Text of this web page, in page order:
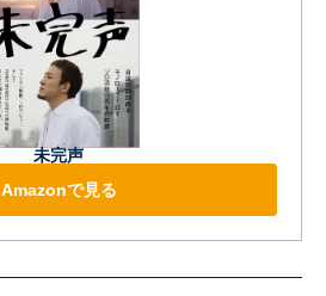
未完声
Amazonで見る